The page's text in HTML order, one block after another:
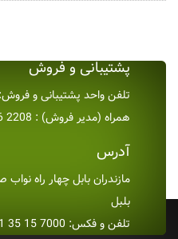
پشتیبانی و فروش
تلفن واحد پشتیبانی و فروش: 7000 15 35 011 داخلی 3
همراه (مدیر فروش) : 2208 666 0911
آدرس
بلبل
تلفن و فکس: 7000 15 35 011